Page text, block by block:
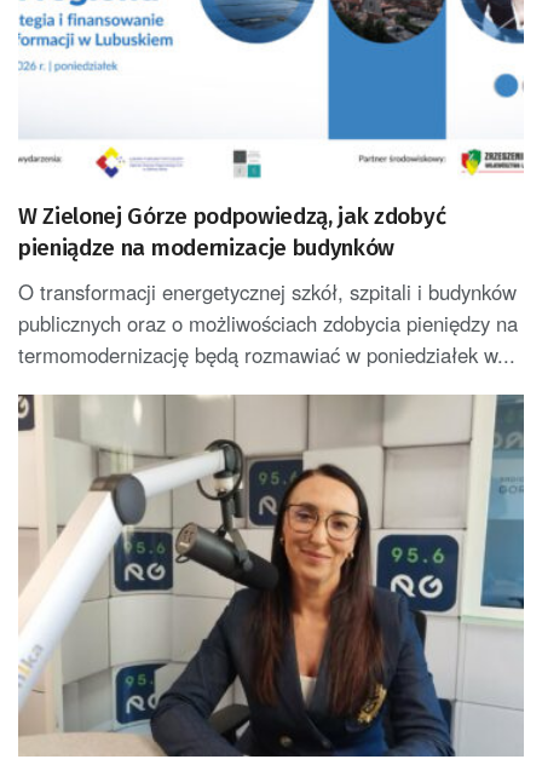
W Zielonej Górze podpowiedzą, jak zdobyć
pieniądze na modernizacje budynków
O transformacji energetycznej szkół, szpitali i budynków
publicznych oraz o możliwościach zdobycia pieniędzy na
termomodernizację będą rozmawiać w poniedziałek w...